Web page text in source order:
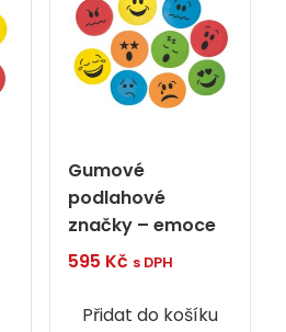
Gumové
podlahové
značky – emoce
595 Kč s DPH
Přidat do košíku